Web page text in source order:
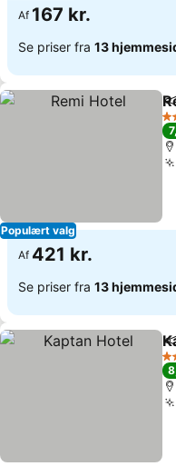
Af 167 kr.
Se priser fra 13
Populært valg
4
Af 421 kr.
Se priser fra 13
4